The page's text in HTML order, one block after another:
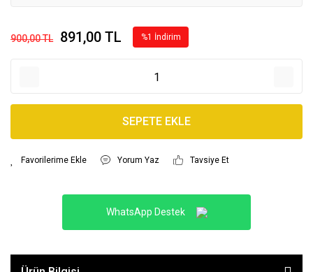
900,00 TL 891,00 TL %1 İndirim
SEPETE EKLE
Yorum Yaz Tavsiye Et
WhatsApp Destek